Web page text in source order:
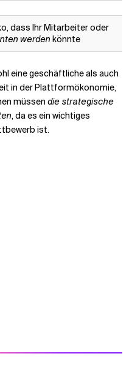
dass Ihr Mitarbeiter oder
werden könnte
eine geschäftliche als auch
in der Plattformökonomie,
müssen die strategische
, da es ein wichtiges
ist.